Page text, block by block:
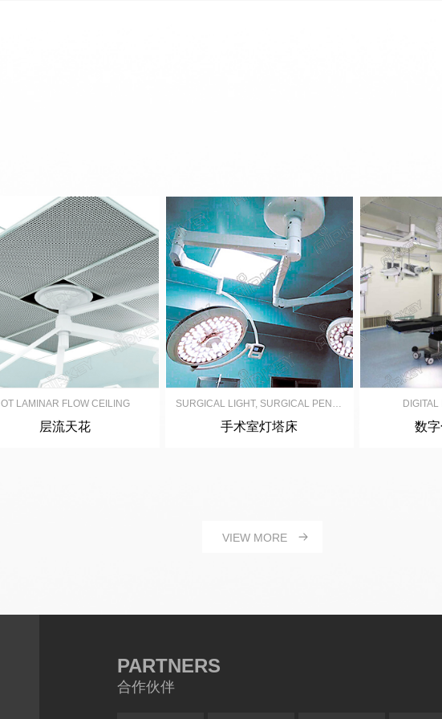
OT LAMINAR FLOW CEILING
层流天花
SURGICAL LIGHT, SURGICAL PENDANT, SURGICAL BED
手术室灯塔床 数
VIEW MORE
PARTNERS
合作伙伴